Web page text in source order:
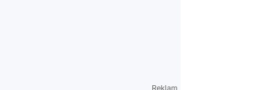
Reklam